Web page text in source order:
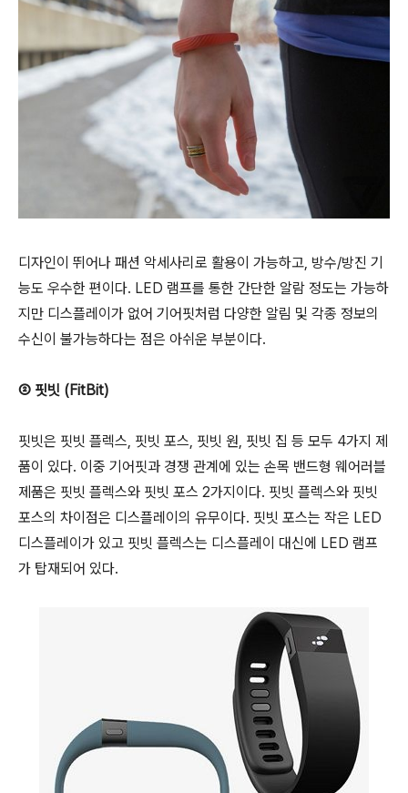
디자인이 뛰어나 패션 악세사리로 활용이 가능하고, 방수/방진 기
능도 우수한 편이다. LED 램프를 통한 간단한 알람 정도는 가능하
지만 디스플레이가 없어 기어핏처럼 다양한 알림 및 각종 정보의
수신이 불가능하다는 점은 아쉬운 부분이다.
② 핏빗 (FitBit)
핏빗은 핏빗 플렉스, 핏빗 포스, 핏빗 원, 핏빗 집 등 모두 4가지 제
품이 있다. 이중 기어핏과 경쟁 관계에 있는 손목 밴드형 웨어러블
제품은 핏빗 플렉스와 핏빗 포스 2가지이다. 핏빗 플렉스와 핏빗
포스의 차이점은 디스플레이의 유무이다. 핏빗 포스는 작은 LED
디스플레이가 있고 핏빗 플렉스는 디스플레이 대신에 LED 램프
가 탑재되어 있다.